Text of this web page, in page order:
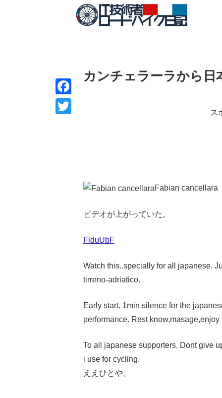
カンチェラーラから日
ス
Fabian cancellara
ビデオが上がっていた。
FlduUbF
Watch this..specially for all japanese.
tirreno-adriatico.
Early start. 1min silence for the
performance. Rest know,masage,enjoy
To all japanese supporters. Dont give
i use for cycling.
ええひとや。
F